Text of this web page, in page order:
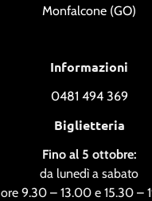
Monfalcone (GO)
Informazioni
0481 494 369
Biglietteria
Fino al 5 ottobre:
da lunedì a sabato
ore 9.30 – 13.00 e 15.30 –